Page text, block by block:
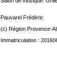
Pauvarel Frédéric
(c) Région Provence-
Immatriculation :